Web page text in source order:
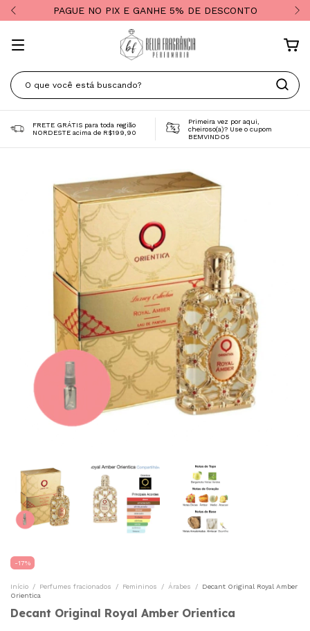
PAGUE NO PIX E GANHE 5% DE DESCONTO
FRETE GRÁTIS para toda região
NORDESTE acima de R$199,90
Primeira vez por aqui,
cheiroso(a)? Use o cupom
BEMVINDO5
-17%
Início / Perfumes fracionados / Femininos / Árabes /
Decant Original Royal Amber
Orientica
Decant Original Royal Amber Orientica